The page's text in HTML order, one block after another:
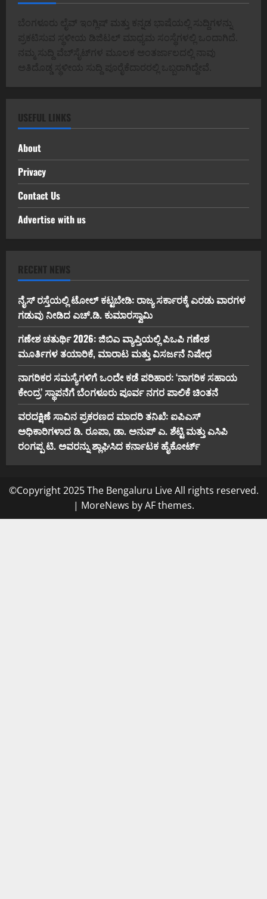
ಬೆಂಗಳೂರು ಲೈವ್ ಇಂಗ್ಲಿಷ್ ಮತ್ತು ಕನ್ನಡ ಭಾಷೆಯಲ್ಲಿ ಸುದ್ದಿಗಳನ್ನು
ಪ್ರಕಟಿಸುವ ಸ್ಥಳೀಯ ಡಿಜಿಟಲ್ ಮಾಧ್ಯಮ ಸಂಸ್ಥೆಗಳಲ್ಲಿ ಒಂದಾಗಿದೆ.
ನಮ್ಮ ಸುದ್ದಿ ವೆಬ್‌ಸೈಟ್‌ಗಳ ಮೂಲಕ ಅಂತರ್ಜಾಲದಲ್ಲಿ ನಾವು
ಅತಿದೊಡ್ಡ ಸ್ಥಳೀಯ ಸುದ್ದಿ ಪೂರೈಕೆದಾರರಲ್ಲಿ ಒಬ್ಬರಾಗಿದ್ದೇವೆ.
USEFUL LINKS
About
Privacy
Contact Us
Advertise with us
RECENT NEWS
ನೈಸ್ ರಸ್ತೆಯಲ್ಲಿ ಟೋಲ್ ಕಟ್ಟಬೇಡಿ: ರಾಜ್ಯ ಸರ್ಕಾರಕ್ಕೆ ಎರಡು ವಾರಗಳ
ಗಡುವು ನೀಡಿದ ಎಚ್.ಡಿ. ಕುಮಾರಸ್ವಾಮಿ
ಗಣೇಶ ಚತುರ್ಥಿ 2026: ಜಿಬಿಎ ವ್ಯಾಪ್ತಿಯಲ್ಲಿ ಪಿಒಪಿ ಗಣೇಶ
ಮೂರ್ತಿಗಳ ತಯಾರಿಕೆ, ಮಾರಾಟ ಮತ್ತು ವಿಸರ್ಜನೆ ನಿಷೇಧ
ನಾಗರಿಕರ ಸಮಸ್ಯೆಗಳಿಗೆ ಒಂದೇ ಕಡೆ ಪರಿಹಾರ: ‘ನಾಗರಿಕ ಸಹಾಯ
ಕೇಂದ್ರ’ ಸ್ಥಾಪನೆಗೆ ಬೆಂಗಳೂರು ಪೂರ್ವ ನಗರ ಪಾಲಿಕೆ ಚಿಂತನೆ
ವರದಕ್ಷಿಣೆ ಸಾವಿನ ಪ್ರಕರಣದ ಮಾದರಿ ತನಿಖೆ: ಐಪಿಎಸ್
ಅಧಿಕಾರಿಗಳಾದ ಡಿ. ರೂಪಾ, ಡಾ. ಅನುಪ್ ಎ. ಶೆಟ್ಟಿ ಮತ್ತು ಎಸಿಪಿ
ರಂಗಪ್ಪ ಟಿ. ಅವರನ್ನು ಶ್ಲಾಘಿಸಿದ ಕರ್ನಾಟಕ ಹೈಕೋರ್ಟ್
©Copyright 2025 The Bengaluru Live All rights reserved.
| MoreNews by AF themes.